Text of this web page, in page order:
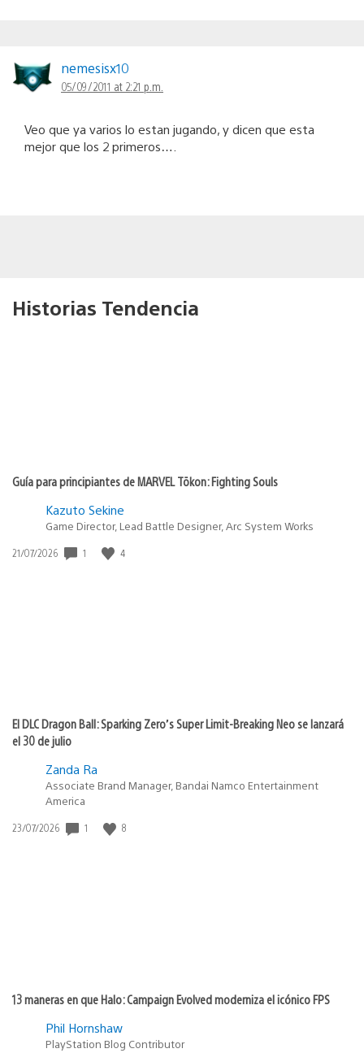
nemesisx10
05/09/2011 at 2:21 p.m.
Veo que ya varios lo estan jugando, y dicen que esta
mejor que los 2 primeros….
Historias Tendencia
Guía para principiantes de MARVEL Tōkon: Fighting Souls
Kazuto Sekine
Game Director, Lead Battle Designer, Arc System Works
Fecha
21/07/2026 1 4
El DLC Dragon Ball: Sparking Zero’s Super Limit-Breaking Neo se lanzará
el 30 de julio
Zanda Ra
Associate Brand Manager, Bandai Namco Entertainment
America
Fecha
23/07/2026 1 8
13 maneras en que Halo: Campaign Evolved moderniza el icónico FPS
Phil Hornshaw
PlayStation Blog Contributor